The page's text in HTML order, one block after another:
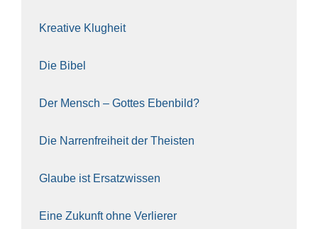
Krea­ti­ve Klug­heit
Die Bibel
Der Mensch – Got­tes Eben­bild?
Die Nar­ren­frei­heit der The­is­ten
Glau­be ist Ersatz­wis­sen
Eine Zukunft ohne Ver­lie­rer